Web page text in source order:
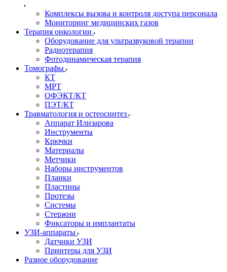
Комплексы вызова и контроля доступа персонала
Мониторинг медицинских газов
Терапия онкологии
Оборудование для ультразвуковой терапии
Радиотерапия
Фотодинамическая терапия
Томографы
КТ
МРТ
ОФЭКТ/КТ
ПЭТ/КТ
Травматология и остеосинтез
Аппарат Илизарова
Инструменты
Крючки
Материалы
Метчики
Наборы инструментов
Планки
Пластины
Протезы
Системы
Стержни
Фиксаторы и имплантаты
УЗИ-аппараты
Датчики УЗИ
Принтеры для УЗИ
Разное оборудование